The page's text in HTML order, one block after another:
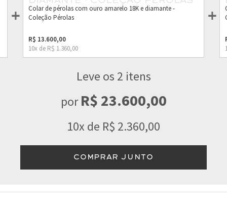
Colar de pérolas com ouro amarelo 18K e diamante -
Coleção Pérolas
R$ 13.600,00
10x de R$ 1.360,00
Leve os 2 itens
porR$ 23.600,00
10x de R$ 2.360,00
COMPRAR JUNTO